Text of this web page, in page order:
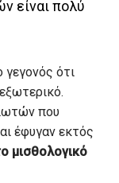
είναι πολύ
γεγονός ότι
που
έφυγαν εκτός
μισθολογικό